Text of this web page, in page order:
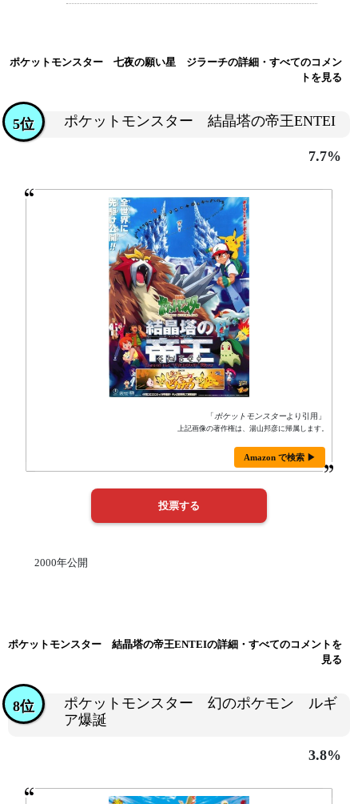
ポケットモンスター 七夜の願い星 ジラーチの詳細・すべてのコメン
トを見る
ポケットモンスター 結晶塔の帝王ENTEI
5位
7.7%
「ポケットモンスターより引用」
上記画像の著作権は、湯山邦彦に帰属します。
Amazon で検索 ▶
2000年公開
ポケットモンスター 結晶塔の帝王ENTEIの詳細・すべてのコメントを
見る
ポケットモンスター 幻のポケモン ルギ
ア爆誕
8位
3.8%